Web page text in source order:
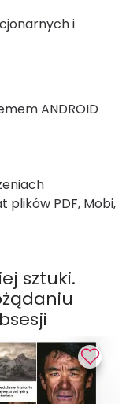
i
ANDROID
plików PDF, Mobi,
sztuki.